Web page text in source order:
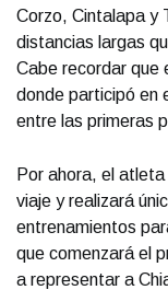
Corzo, Cintalapa y
distancias largas
Cabe recordar que
donde participó en
entre las primeras
Por ahora, el
viaje y realizará
entrenamientos
que comenzará el
a representar a